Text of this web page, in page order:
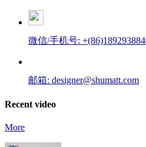
微信/手机号:
邮箱: designer@shumatt.com
Recent video
More